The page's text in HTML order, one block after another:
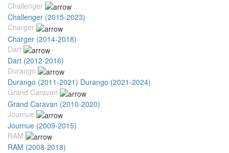
Challenger
Challenger (2015-2023)
Charger
Charger (2014-2018)
Dart
Dart (2012-2016)
Durango
Durango (2011-2021) Durango (2021-2024)
Grand Caravan
Grand Caravan (2010-2020)
Journue
Journue (2009-2015)
RAM
RAM (2008-2018)